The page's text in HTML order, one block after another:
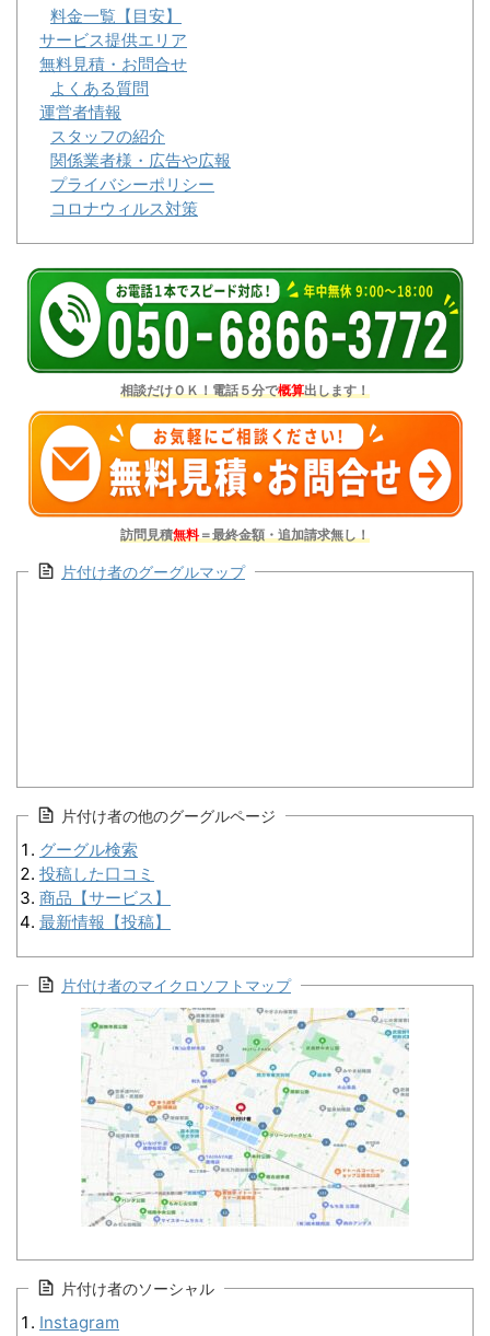
料金一覧【目安】
サービス提供エリア
無料見積・お問合せ
よくある質問
運営者情報
スタッフの紹介
関係業者様・広告や広報
プライバシーポリシー
コロナウィルス対策
相談だけＯＫ！電話５分で概算出します！
訪問見積無料 ＝最終金額・追加請求無し！
片付け者のグーグルマップ
片付け者の他のグーグルページ
グーグル検索
投稿した口コミ
商品【サービス】
最新情報【投稿】
片付け者のマイクロソフトマップ
片付け者のソーシャル
Instagram